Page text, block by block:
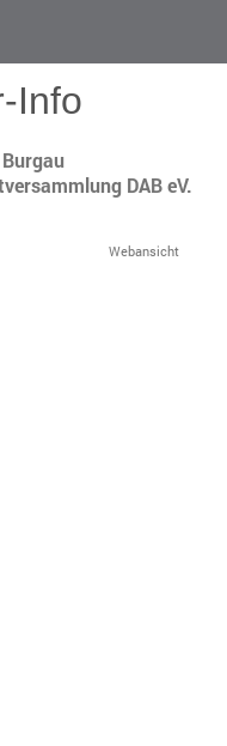
Info
DAB eV.
Webansicht